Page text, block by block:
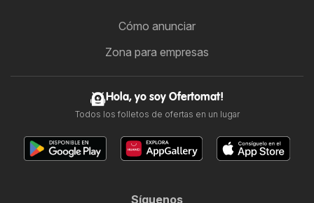
Cómo anunciar
Zona para empresas
Hola, yo soy Ofertomat!
Todos los folletos de ofertas en un lugar
Síguenos